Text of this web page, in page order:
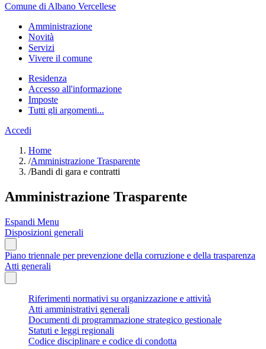
Comune di Albano Vercellese
Amministrazione
Novità
Servizi
Vivere il comune
Residenza
Accesso all'informazione
Imposte
Tutti gli argomenti...
Accedi
Home
/Amministrazione Trasparente
/Bandi di gara e contratti
Amministrazione Trasparente
Espandi Menu
Disposizioni generali
Piano triennale per prevenzione della corruzione e della trasparenza
Atti generali
Riferimenti normativi su organizzazione e attività
Atti amministrativi generali
Documenti di programmazione strategico gestionale
Statuti e leggi regionali
Codice disciplinare e codice di condotta